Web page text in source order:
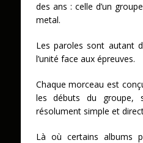
des ans : celle d’un
metal.
Les paroles sont autant
l’unité face aux épreuves.
Chaque morceau est
les débuts du groupe,
résolument simple et
Là où certains albums